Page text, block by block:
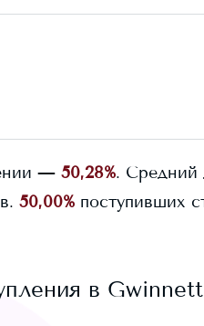
— 50,28%. Средний
50,00% поступивших
в